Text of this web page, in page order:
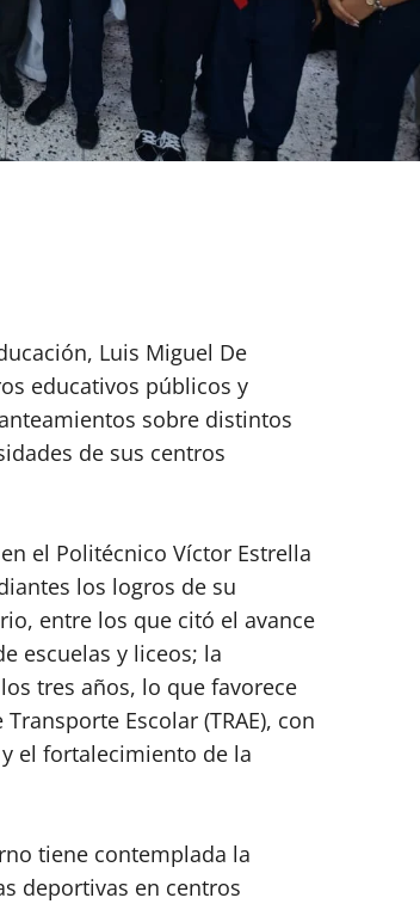
Luis Miguel De
educativos públicos y
sobre distintos
de sus centros
el Politécnico Víctor Estrella
los logros de su
entre los que citó el avance
escuelas y liceos; la
tres años, lo que favorece
Escolar (TRAE), con
el fortalecimiento de la
tiene contemplada la
deportivas en centros